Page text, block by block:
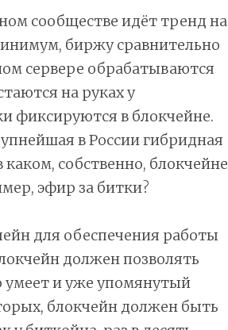
сообществе идёт тренд на
биржу сравнительно
сервере обрабатываются
на руках у
фиксируются в блокчейне.
в России гибридная
каком, собственно, блокчейне
эфир за битки?
для обеспечения работы
должен позволять
умеет и уже упомянутый
блокчейн должен быть